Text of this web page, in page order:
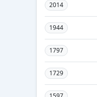
2014
1944
1797
1729